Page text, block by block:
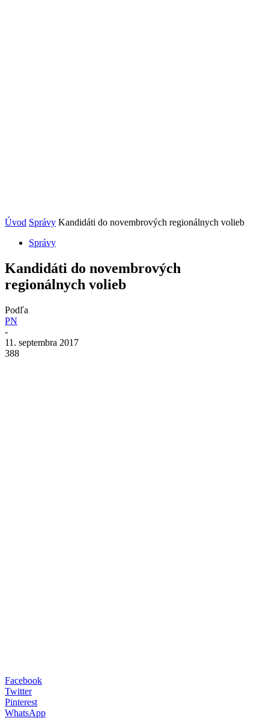
Úvod Správy Kandidáti do novembrových regionálnych volieb
Správy
Kandidáti do novembrových
regionálnych volieb
Podľa
PN
-
11. septembra 2017
388
Facebook
Twitter
Pinterest
WhatsApp